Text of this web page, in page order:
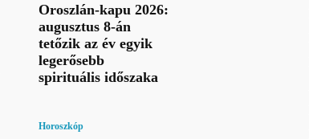
Oroszlán-kapu 2026:
augusztus 8-án
tetőzik az év egyik
legerősebb
spirituális időszaka
Horoszkóp